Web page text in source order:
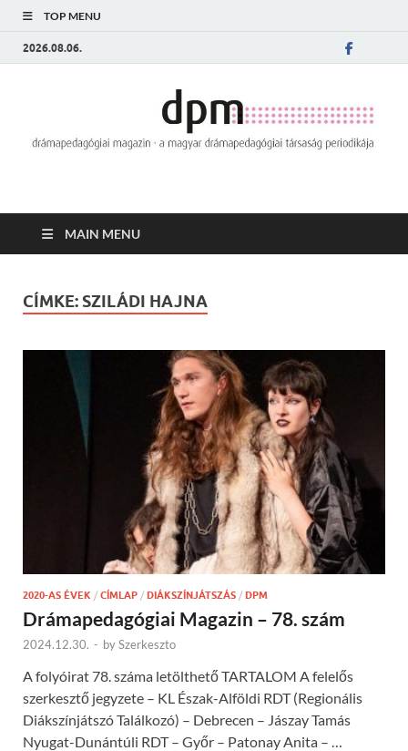
TOP MENU
2026.08.06.
MAIN MENU
CÍMKE: SZILÁDI HAJNA
2020-AS ÉVEK / CÍMLAP / DIÁKSZÍNJÁTSZÁS / DPM
Drámapedagógiai Magazin – 78. szám
2024.12.30. - bySzerkeszto
A folyóirat 78. száma letölthető TARTALOM A felelős
szerkesztő jegyzete – KL Észak-Alföldi RDT (Regionális
Diákszínjátszó Találkozó) – Debrecen – Jászay Tamás
Nyugat-Dunántúli RDT – Győr – Patonay Anita – …